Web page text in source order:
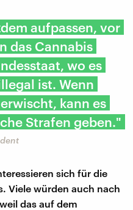
aufpassen, vor
das Cannabis
wo es
ist. Wenn
kann es
Strafen geben."
sich für die
Viele würden auch nach
das auf dem